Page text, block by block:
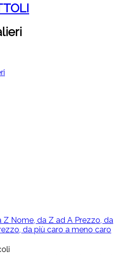
Z Nome, da Z ad A Prezzo, da
da più caro a meno caro